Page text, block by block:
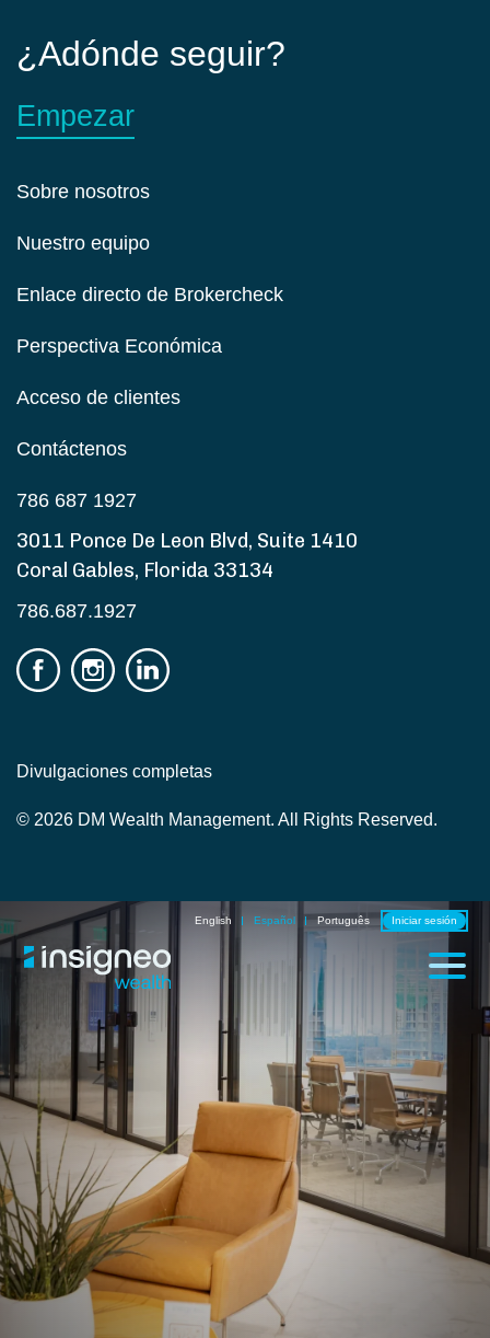
¿Adónde seguir?
Empezar
Sobre nosotros
Nuestro equipo
Enlace directo de Brokercheck
Perspectiva Económica
Acceso de clientes
Contáctenos
786 687 1927
3011 Ponce De Leon Blvd, Suite 1410
Coral Gables, Florida 33134
786.687.1927
© 2026 DM Wealth Management. All Rights Reserved.
Divulgaciones completas